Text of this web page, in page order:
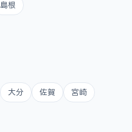
島根
大分 佐賀 宮崎